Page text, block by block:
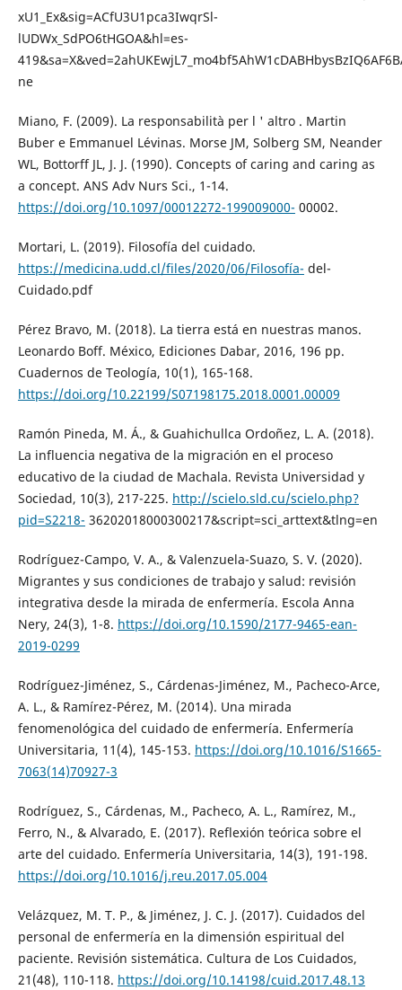
xU1_Ex&sig=ACfU3U1pca3IwqrSl-
lUDWx_SdPO6tHGOA&hl=es-
ne
Miano, F. (2009). La responsabilità per l ' altro . Martin
Buber e Emmanuel Lévinas. Morse JM, Solberg SM, Neander
WL, Bottorff JL, J. J. (1990). Concepts of caring and caring as
a concept. ANS Adv Nurs Sci., 1-14.
https://doi.org/10.1097/00012272-199009000- 00002.
Mortari, L. (2019). Filosofía del cuidado.
https://medicina.udd.cl/files/2020/06/Filosofía- del-
Cuidado.pdf
Pérez Bravo, M. (2018). La tierra está en nuestras manos.
Leonardo Boff. México, Ediciones Dabar, 2016, 196 pp.
Cuadernos de Teología, 10(1), 165-168.
https://doi.org/10.22199/S07198175.2018.0001.00009
Ramón Pineda, M. Á., & Guahichullca Ordoñez, L. A. (2018).
La influencia negativa de la migración en el proceso
educativo de la ciudad de Machala. Revista Universidad y
Sociedad, 10(3), 217-225. http://scielo.sld.cu/scielo.php?
pid=S2218- 36202018000300217&script=sci_arttext&tlng=en
Rodríguez-Campo, V. A., & Valenzuela-Suazo, S. V. (2020).
Migrantes y sus condiciones de trabajo y salud: revisión
integrativa desde la mirada de enfermería. Escola Anna
Nery, 24(3), 1-8. https://doi.org/10.1590/2177-9465-ean-
2019-0299
Rodríguez-Jiménez, S., Cárdenas-Jiménez, M., Pacheco-Arce,
A. L., & Ramírez-Pérez, M. (2014). Una mirada
fenomenológica del cuidado de enfermería. Enfermería
Universitaria, 11(4), 145-153. https://doi.org/10.1016/S1665-
7063(14)70927-3
Rodríguez, S., Cárdenas, M., Pacheco, A. L., Ramírez, M.,
Ferro, N., & Alvarado, E. (2017). Reflexión teórica sobre el
arte del cuidado. Enfermería Universitaria, 14(3), 191-198.
https://doi.org/10.1016/j.reu.2017.05.004
Velázquez, M. T. P., & Jiménez, J. C. J. (2017). Cuidados del
personal de enfermería en la dimensión espiritual del
paciente. Revisión sistemática. Cultura de Los Cuidados,
21(48), 110-118. https://doi.org/10.14198/cuid.2017.48.13